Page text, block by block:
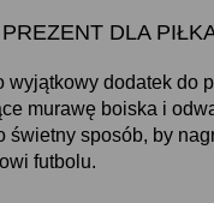
DLA
wyjątkowy dodatek do
murawę boiska i
świetny sposób, by
futbolu.